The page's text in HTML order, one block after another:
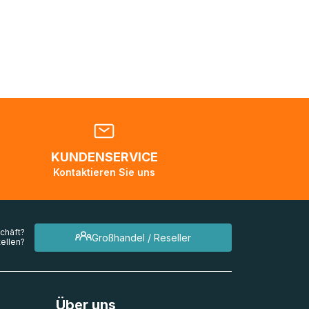
KUNDENSERVICE
Kontaktieren Sie uns
Großhandel / Reseller
Über uns